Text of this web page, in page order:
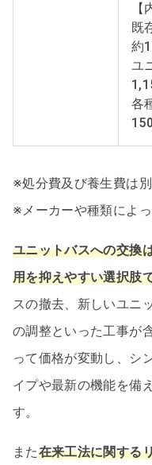
【
既
約
ユ
各
※処分費及び養生費は
※メーカーや種類によ
ユニットバスへの交換
用を抑えやすい選択肢
スの撤去、新しいユニ
の調整といった工事が
って価格が変動し、シ
イプや最新の機能を備
す。
また在来工法に関する